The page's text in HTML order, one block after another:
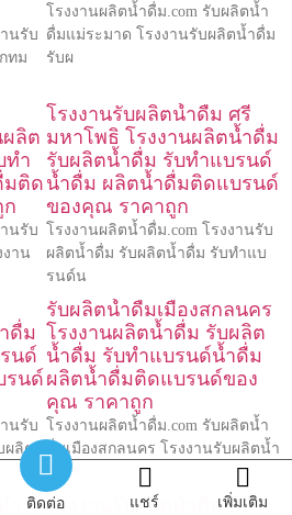
นรับ
ทม
โรงงานผลิตน้ำดื่ม.com รับผลิตน้ำ
ดื่มแม่ระมาด โรงงานรับผลิตน้ำดื่ม
รับผ
ผลิต
ทำ
มติด
นรับ
าน
โรงงานรับผลิตน้ำดื่ม ศรี
มหาโพธิ โรงงานผลิตน้ำดื่ม
รับผลิตน้ำดื่ม รับทำแบรนด์
น้ำดื่ม ผลิตน้ำดื่มติดแบรนด์
ของคุณ ราคาถูก
โรงงานผลิตน้ำดื่ม.com โรงงานรับ
ผลิตน้ำดื่ม รับผลิตน้ำดื่ม รับทำแบ
รนด์น
ดื่ม
นด์
รนด์
นรับ
ผลิต
รับผลิตน้ำดื่มเมืองสกลนคร
โรงงานผลิตน้ำดื่ม รับผลิต
น้ำดื่ม รับทำแบรนด์น้ำดื่ม
ผลิตน้ำดื่มติดแบรนด์ของ
คุณ ราคาถูก
โรงงานผลิตน้ำดื่ม.com รับผลิตน้ำ
ดื่มเมืองสกลนคร โรงงานรับผลิตน้ำ
ดื่ม ร
โรงงานรับผลิตน้ำดื่ม
ติดต่อ แชร์ เพิ่มเติม